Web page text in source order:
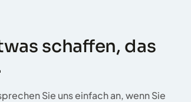
schaffen, das
Sie uns einfach an, wenn Sie